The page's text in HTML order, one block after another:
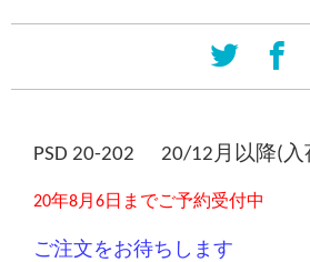
PSD 20-202 20/12月以降(入
20年8月6日 までご予約受付中
ご注文をお待ちします